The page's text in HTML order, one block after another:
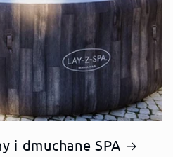
i dmuchane SPA